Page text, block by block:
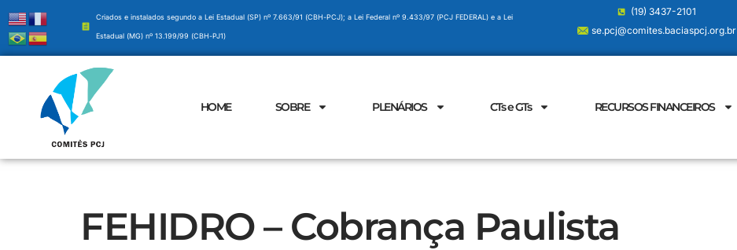
Criados e instalados segundo a Lei Estadual (SP) nº 7.663/91 (CBH-PCJ); a Lei Federal nº 9.433/97 (PCJ FEDERAL) e a Lei
Estadual (MG) nº 13.199/99 (CBH-PJ1)
(19) 3437-2101
se.pcj@comites.baciaspcj.org.br
HOME SOBRE PLENÁRIOS CTs e GTs RECURSOS FINANCEIROS
FEHIDRO – Cobrança Paulista